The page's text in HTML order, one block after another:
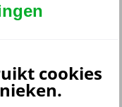
cookies